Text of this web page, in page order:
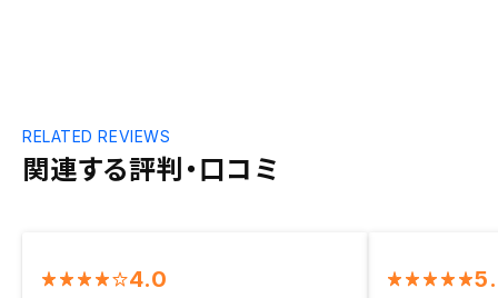
関連する評判・口コミ
RELATED REVIEWS
4.0